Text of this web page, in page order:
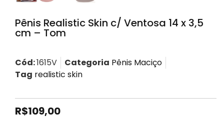
Pênis Realistic Skin c/ Ventosa 14 x 3,5
cm – Tom
Cód:1615V Categoria Pênis Maciço
Tag realistic skin
R$109,00